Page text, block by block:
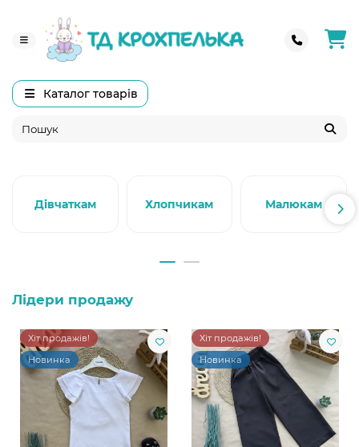
Каталог товарів
Дівчаткам Хлопчикам Малюкам
Лідери продажу
Хіт продажів!
Новинка
Хіт продажів!
Новинка